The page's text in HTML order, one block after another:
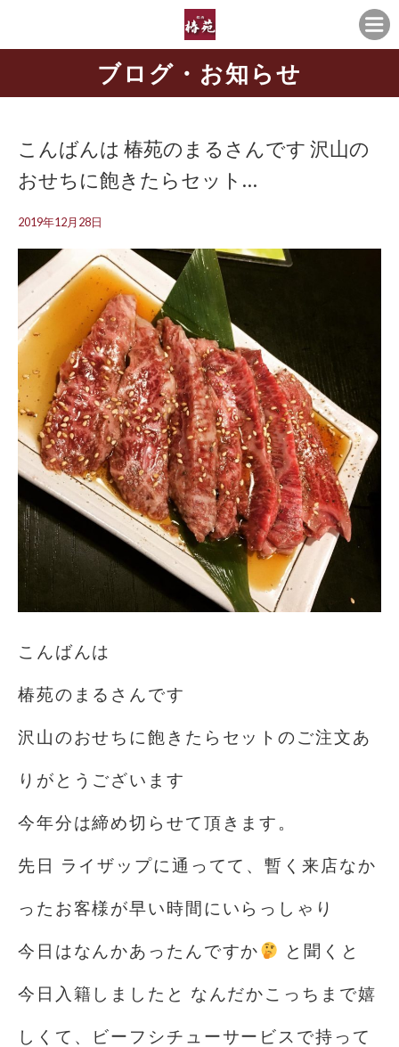
ブログ・お知らせ
こんばんは 椿苑のまるさんです 沢山の
おせちに飽きたらセット…
2019年12月28日
こんばんは
椿苑のまるさんです
沢山のおせちに飽きたらセットのご注文あ
りがとうございます
今年分は締め切らせて頂きます。
先日 ライザップに通ってて、暫く来店なか
ったお客様が早い時間にいらっしゃり
今日はなんかあったんですか と聞くと
今日入籍しましたと️ なんだかこっちまで嬉
しくて、ビーフシチューサービスで持って